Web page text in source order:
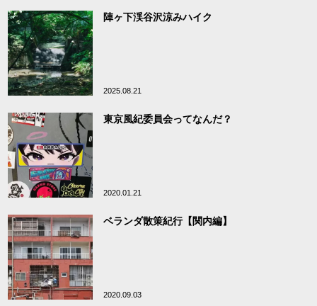
陣ヶ下渓谷沢涼みハイク
2025.08.21
東京風紀委員会ってなんだ？
2020.01.21
ベランダ散策紀行【関内編】
2020.09.03